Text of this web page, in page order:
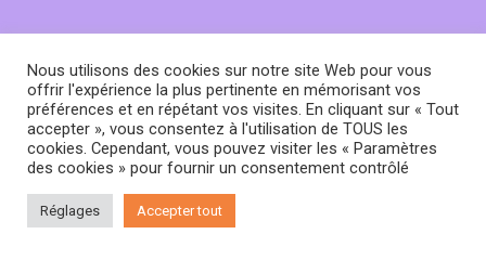
Nous utilisons des cookies sur notre site Web pour vous
offrir l'expérience la plus pertinente en mémorisant vos
préférences et en répétant vos visites. En cliquant sur « Tout
accepter », vous consentez à l'utilisation de TOUS les
cookies. Cependant, vous pouvez visiter les « Paramètres
des cookies » pour fournir un consentement contrôlé
Réglages Accepter tout